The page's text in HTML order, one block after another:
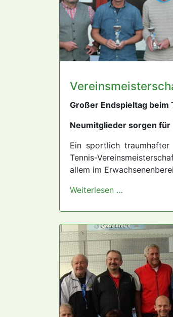
Großer Endspieltag beim
Neumitglieder sorgen für
Ein sportlich
Tennis-
allem im
Weiterlesen …